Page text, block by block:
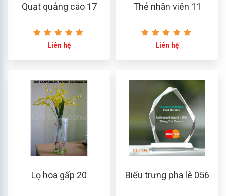
Quạt quảng cáo 17
Liên hệ
Thẻ nhân viên 11
Liên hệ
Lọ hoa gấp 20 Biểu trưng pha lê 056